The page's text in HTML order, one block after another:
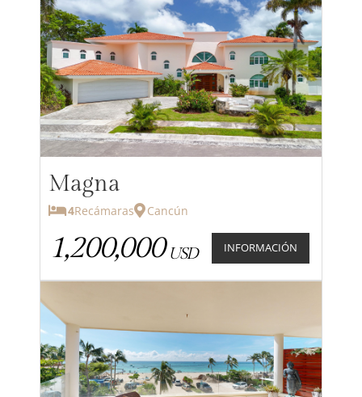
Magna
4Recámaras Cancún
1,200,000 USD INFORMACIÓN